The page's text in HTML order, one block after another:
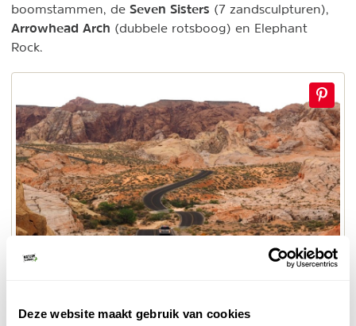
Deze website maakt gebruik van cookies
boomstammen, de Seven Sisters (7 zandsculpturen),
Arrowhead Arch (dubbele rotsboog) en Elephant
Rock.